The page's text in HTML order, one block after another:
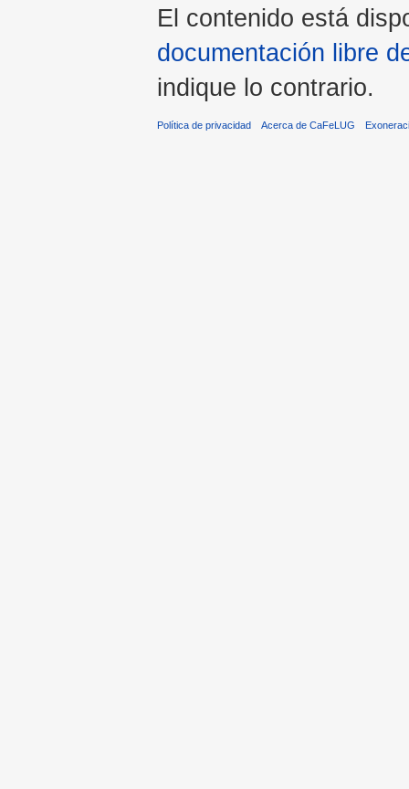
El contenido está
documentación libre
indique lo contrario.
Política de privacidad Acerca de CaFeLUG